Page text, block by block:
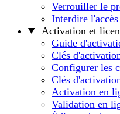
Verrouiller le
Interdire
Activation et
Guide
Clés
Configurer les
Clés
Activation en
Validation en